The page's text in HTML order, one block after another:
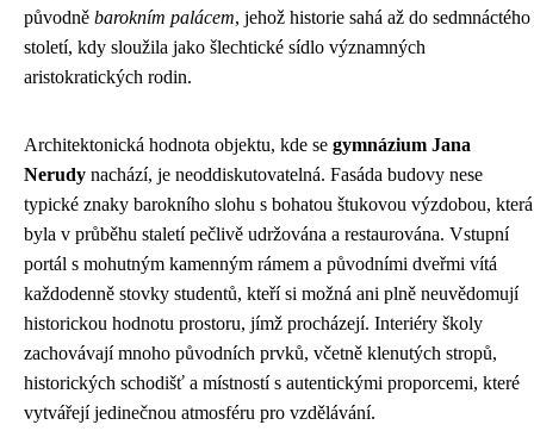
původně barokním palácem, jehož historie sahá až do sedmnáctého
století, kdy sloužila jako šlechtické sídlo významných
aristokratických rodin.
Architektonická hodnota objektu, kde se gymnázium Jana
Nerudy nachází, je neoddiskutovatelná. Fasáda budovy nese
typické znaky barokního slohu s bohatou štukovou výzdobou, která
byla v průběhu staletí pečlivě udržována a restaurována. Vstupní
portál s mohutným kamenným rámem a původními dveřmi vítá
každodenně stovky studentů, kteří si možná ani plně neuvědomují
historickou hodnotu prostoru, jímž procházejí. Interiéry školy
zachovávají mnoho původních prvků, včetně klenutých stropů,
historických schodišť a místností s autentickými proporcemi, které
vytvářejí jedinečnou atmosféru pro vzdělávání.